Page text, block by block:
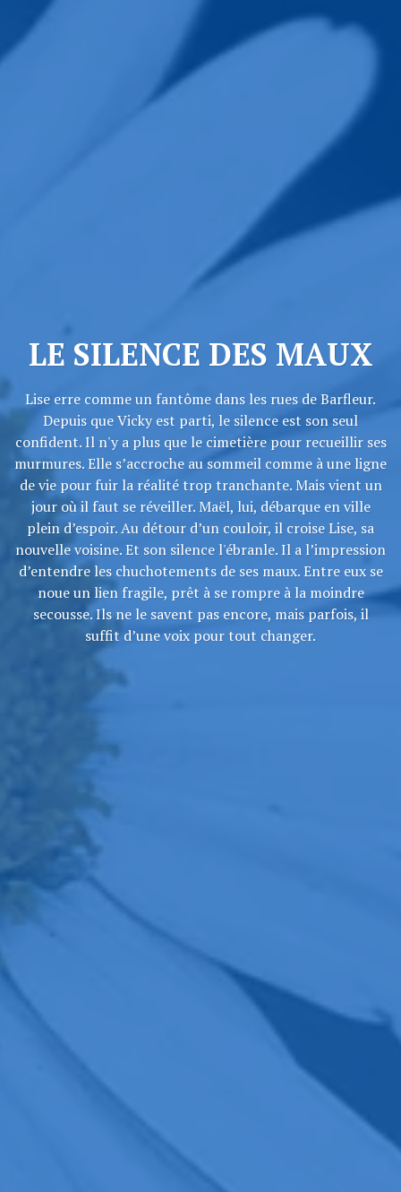
LE SILENCE DES MAUX
Lise erre comme un fantôme dans les rues de Barfleur.
Depuis que Vicky est parti, le silence est son seul
confident. Il n'y a plus que le cimetière pour recueillir ses
murmures. Elle s’accroche au sommeil comme à une ligne
de vie pour fuir la réalité trop tranchante. Mais vient un
jour où il faut se réveiller. Maël, lui, débarque en ville
plein d’espoir. Au détour d’un couloir, il croise Lise, sa
nouvelle voisine. Et son silence l'ébranle. Il a l’impression
d’entendre les chuchotements de ses maux. Entre eux se
noue un lien fragile, prêt à se rompre à la moindre
secousse. Ils ne le savent pas encore, mais parfois, il
suffit d’une voix pour tout changer.